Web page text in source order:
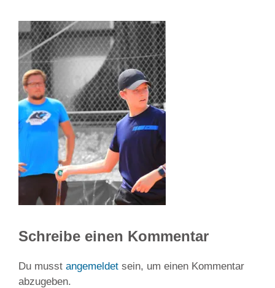
Schreibe einen Kommentar
Du musst angemeldet sein, um einen Kommentar
abzugeben.